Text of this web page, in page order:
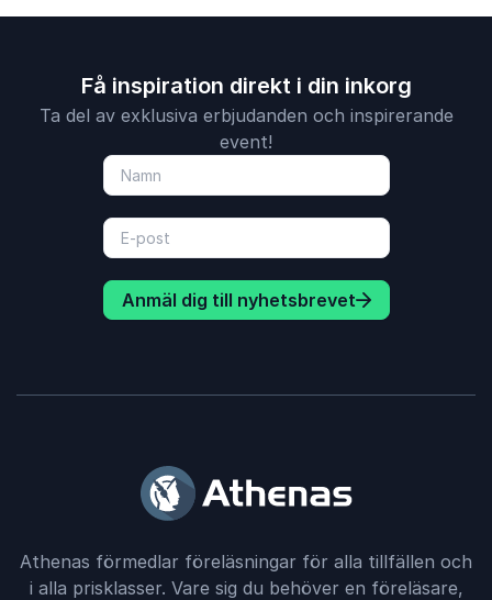
Få inspiration direkt i din inkorg
Ta del av exklusiva erbjudanden och inspirerande
event!
Anmäl dig till nyhetsbrevet
Athenas förmedlar föreläsningar för alla tillfällen och
i alla prisklasser. Vare sig du behöver en föreläsare,